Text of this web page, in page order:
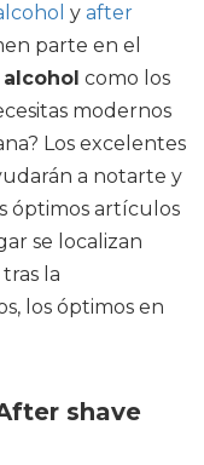
y after
parte en el
como los
modernos
Los excelentes
a notarte y
óptimos artículos
se localizan
la
los óptimos en
shave